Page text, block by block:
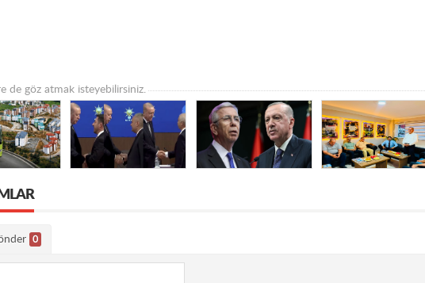
de göz atmak isteyebilirsiniz.
0